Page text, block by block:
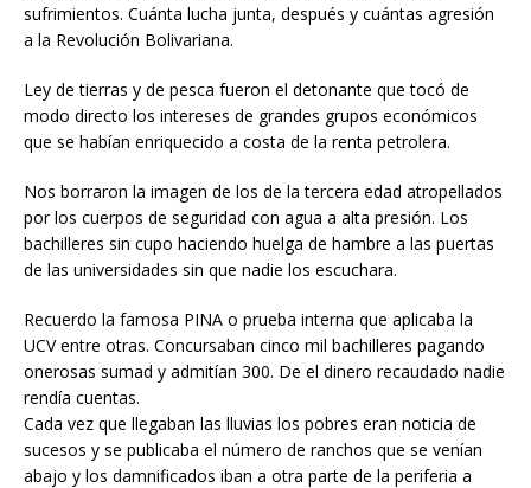
sufrimientos. Cuánta lucha junta, después y cuántas agresión
a la Revolución Bolivariana.
Ley de tierras y de pesca fueron el detonante que tocó de
modo directo los intereses de grandes grupos económicos
que se habían enriquecido a costa de la renta petrolera.
Nos borraron la imagen de los de la tercera edad atropellados
por los cuerpos de seguridad con agua a alta presión. Los
bachilleres sin cupo haciendo huelga de hambre a las puertas
de las universidades sin que nadie los escuchara.
Recuerdo la famosa PINA o prueba interna que aplicaba la
UCV entre otras. Concursaban cinco mil bachilleres pagando
onerosas sumad y admitían 300. De el dinero recaudado nadie
rendía cuentas.
Cada vez que llegaban las lluvias los pobres eran noticia de
sucesos y se publicaba el número de ranchos que se venían
abajo y los damnificados iban a otra parte de la periferia a